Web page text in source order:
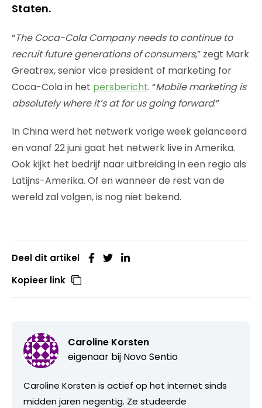
Staten.
“The Coca-Cola Company needs to continue to
recruit future generations of consumers,” zegt Mark
Greatrex, senior vice president of marketing for
Coca-Cola in het persbericht. “Mobile marketing is
absolutely where it’s at for us going forward.”
In China werd het netwerk vorige week gelanceerd
en vanaf 22 juni gaat het netwerk live in Amerika.
Ook kijkt het bedrijf naar uitbreiding in een regio als
Latijns-Amerika. Of en wanneer de rest van de
wereld zal volgen, is nog niet bekend.
Deel dit artikel
Kopieer link
Caroline Korsten
eigenaar bij Novo Sentio
Caroline Korsten is actief op het internet sinds
midden jaren negentig. Ze studeerde